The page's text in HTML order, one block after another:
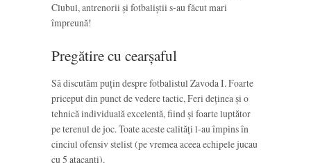
Clubul, antrenorii și fotbaliștii s-au făcut mari
împreună!
Pregătire cu cearșaful
Să discutăm puțin despre fotbalistul Zavoda I. Foarte
priceput din punct de vedere tactic, Feri deținea și o
tehnică individuală excelentă, fiind și foarte luptător
pe terenul de joc. Toate aceste calități l-au împins în
cinciul ofensiv stelist (pe vremea aceea echipele jucau
cu 5 atacanți).